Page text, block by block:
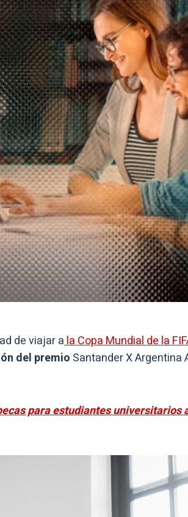
de viajar ala Copa Mundial de la
del premio Santander X Argentina
para estudiantes universitarios